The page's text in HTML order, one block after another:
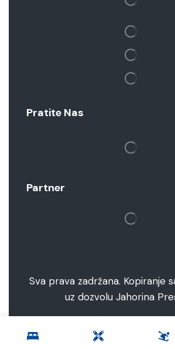
Pratite Nas
Partner
Sva prava zadržana. Kopiranje
uz dozvolu Jahorina